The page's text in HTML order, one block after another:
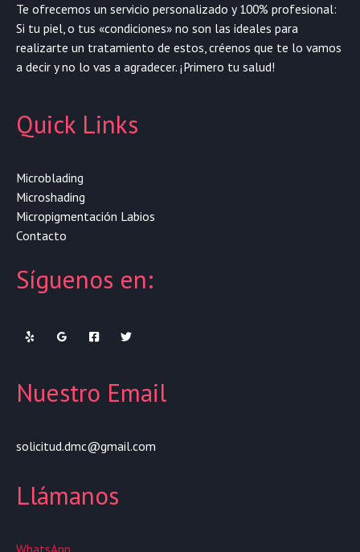
Te ofrecemos un servicio personalizado y 100% profesional:
Si tu piel, o tus «condiciones» no son las ideales para
realizarte un tratamiento de estos, créenos que te lo vamos
a decir y no lo vas a agradecer. ¡Primero tu salud!
Quick Links
Microblading
Microshading
Micropigmentación Labios
Contacto
Síguenos en:
Nuestro Email
solicitud.dmc@gmail.com
Llámanos
WhatsApp